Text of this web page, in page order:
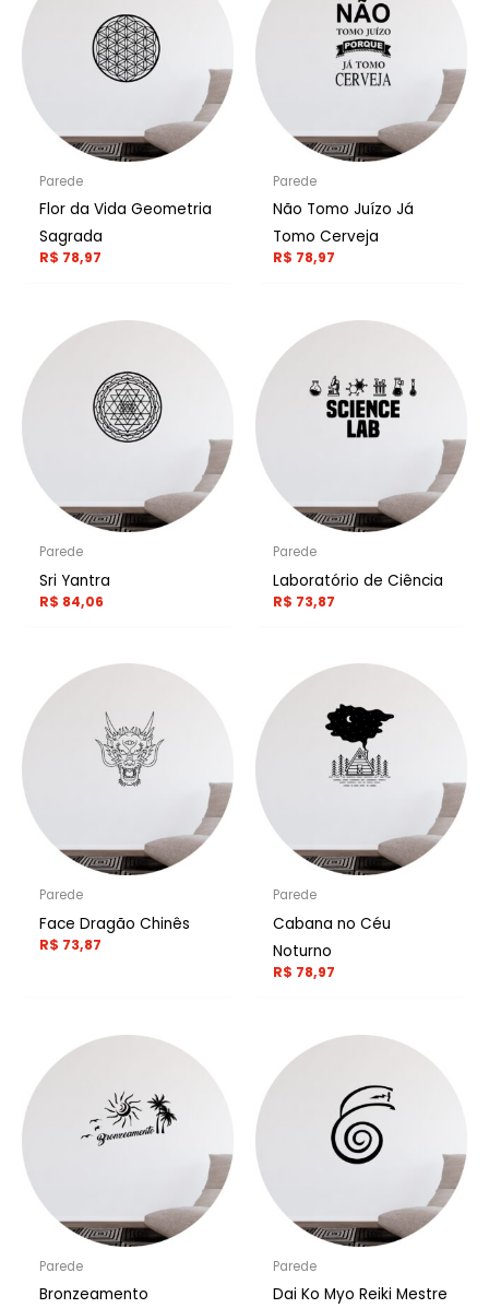
Parede
Flor da Vida Geometria
Sagrada
R$ 78,97
Parede
Não Tomo Juízo Já
Tomo Cerveja
R$ 78,97
Parede
Sri Yantra
R$ 84,06
Parede
Laboratório de Ciência
R$ 73,87
Parede
Face Dragão Chinês
R$ 73,87
Parede
Cabana no Céu
Noturno
R$ 78,97
Parede
Bronzeamento
Parede
Dai Ko Myo Reiki Mestre